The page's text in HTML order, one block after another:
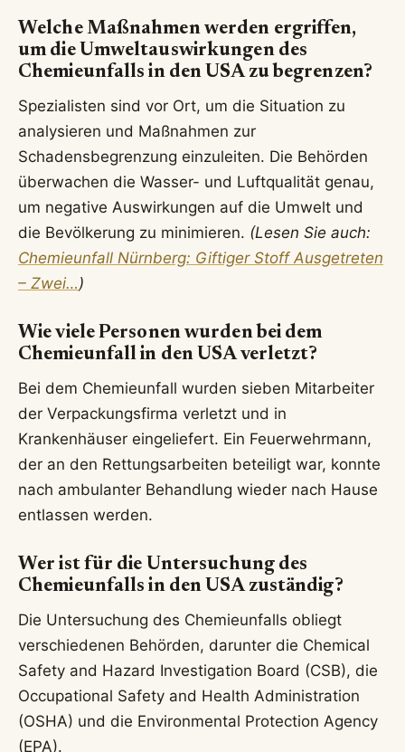
Welche Maßnahmen werden ergriffen,
um die Umweltauswirkungen des
Chemieunfalls in den USA zu begrenzen?
Spezialisten sind vor Ort, um die Situation zu
analysieren und Maßnahmen zur
Schadensbegrenzung einzuleiten. Die Behörden
überwachen die Wasser- und Luftqualität genau,
um negative Auswirkungen auf die Umwelt und
die Bevölkerung zu minimieren. (Lesen Sie auch:
Chemieunfall Nürnberg: Giftiger Stoff Ausgetreten
– Zwei…)
Wie viele Personen wurden bei dem
Chemieunfall in den USA verletzt?
Bei dem Chemieunfall wurden sieben Mitarbeiter
der Verpackungsfirma verletzt und in
Krankenhäuser eingeliefert. Ein Feuerwehrmann,
der an den Rettungsarbeiten beteiligt war, konnte
nach ambulanter Behandlung wieder nach Hause
entlassen werden.
Wer ist für die Untersuchung des
Chemieunfalls in den USA zuständig?
Die Untersuchung des Chemieunfalls obliegt
verschiedenen Behörden, darunter die Chemical
Safety and Hazard Investigation Board (CSB), die
Occupational Safety and Health Administration
(OSHA) und die Environmental Protection Agency
(EPA).